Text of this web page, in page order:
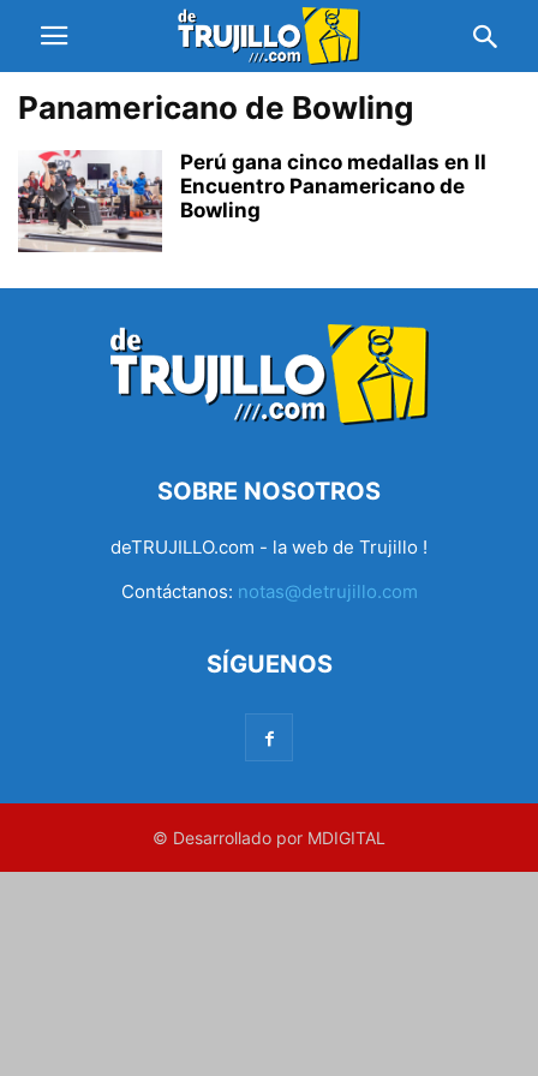
Panamericano de Bowling
Perú gana cinco medallas en II
Encuentro Panamericano de
Bowling
SOBRE NOSOTROS
deTRUJILLO.com - la web de Trujillo !
Contáctanos: notas@detrujillo.com
SÍGUENOS
© Desarrollado por MDIGITAL